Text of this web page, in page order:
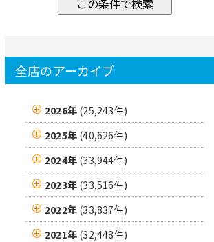
全店のアーカイブ
2026年 (25,243件)
2025年 (40,626件)
2024年 (33,944件)
2023年 (33,516件)
2022年 (33,837件)
2021年 (32,448件)